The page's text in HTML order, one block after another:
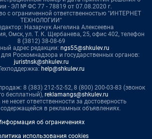
- ЭЛ № ФС 77 - 78819 от 07.08.2020 г.
с ограниченной ответственностью "ИНТЕРНЕТ
ТЕХНОЛОГИИ"
Назарчук Ангелина Алексеевна
Омск, ул. Т. К. Щербанева, 25, офис 402, телефон
8 (3812) 38-08-69
адрес редакции: ngs55@shkulev.ru
Роскомнадзора и государственных органов:
juristnsk@shkulev.ru
help@shkulev.ru
8 (383) 212-52-52, 8 (800) 200-03-83 (звонок
бесплатный), reklamangs@shkulev.ru
несет ответственности за достоверность
в рекламных объявлениях.
об ограничениях
использования cookies